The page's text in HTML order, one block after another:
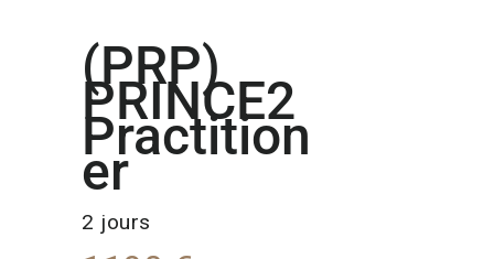
DPO AS A SERVICE
NOUS CONNAÎTRE
ACTUALITÉS
(PRP)
PRINCE2
Practition
er
2 jours